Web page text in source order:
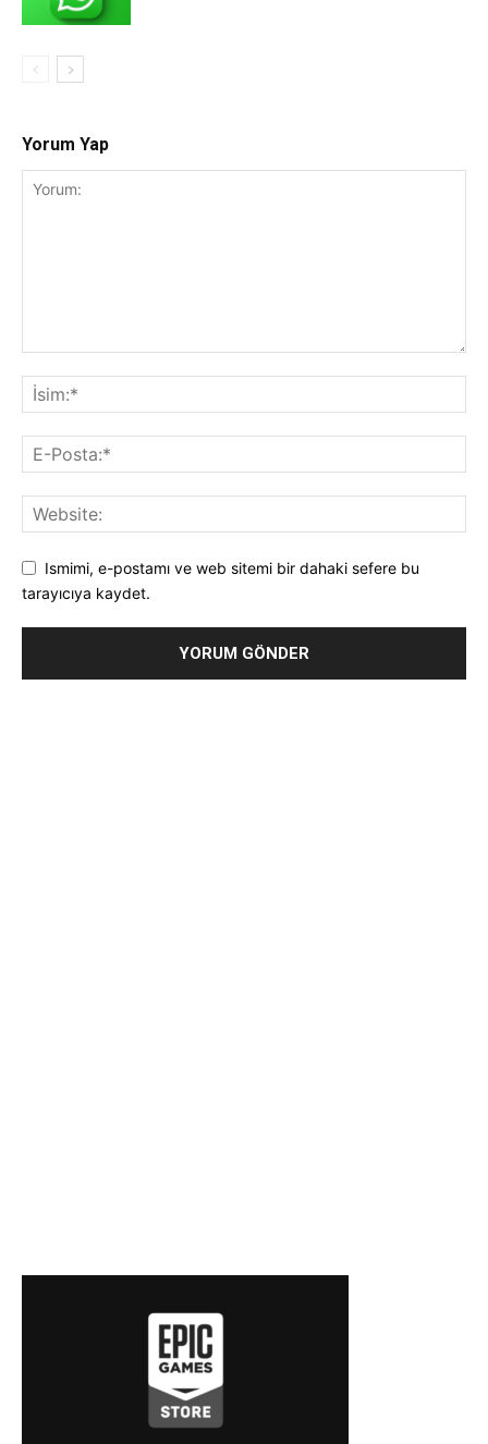
Yorum Yap
Ismimi, e-postamı ve web sitemi bir dahaki sefere bu
tarayıcıya kaydet.